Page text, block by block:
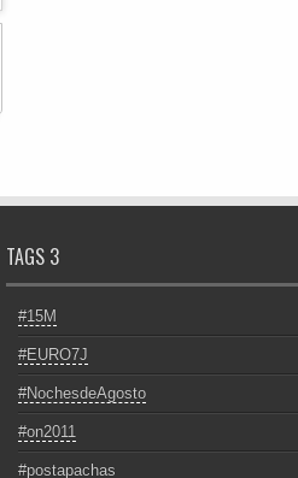
TAGS 3
#15M
#EURO7J
#NochesdeAgosto
#on2011
#postapachas